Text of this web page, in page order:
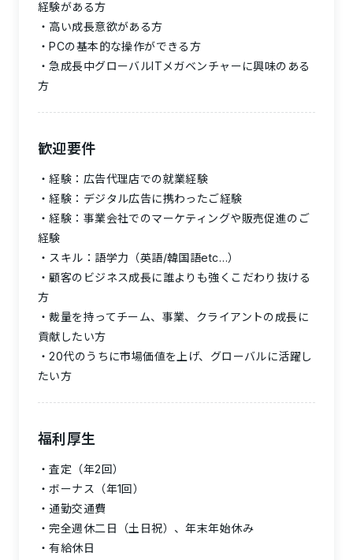
経験がある方
高い成長意欲がある方
PCの基本的な操作ができる方
急成長中グローバルITメガベンチャーに興味のある
方
歓迎要件
経験：広告代理店での就業経験
経験：デジタル広告に携わったご経験
経験：事業会社でのマーケティングや販売促進のご
経験
スキル：語学力（英語/韓国語etc…）
顧客のビジネス成長に誰よりも強くこだわり抜ける
方
裁量を持ってチーム、事業、クライアントの成長に
貢献したい方
20代のうちに市場価値を上げ、グローバルに活躍し
たい方
福利厚生
査定（年2回）
ボーナス（年1回）
通勤交通費
完全週休二日（土日祝）、年末年始休み
有給休日